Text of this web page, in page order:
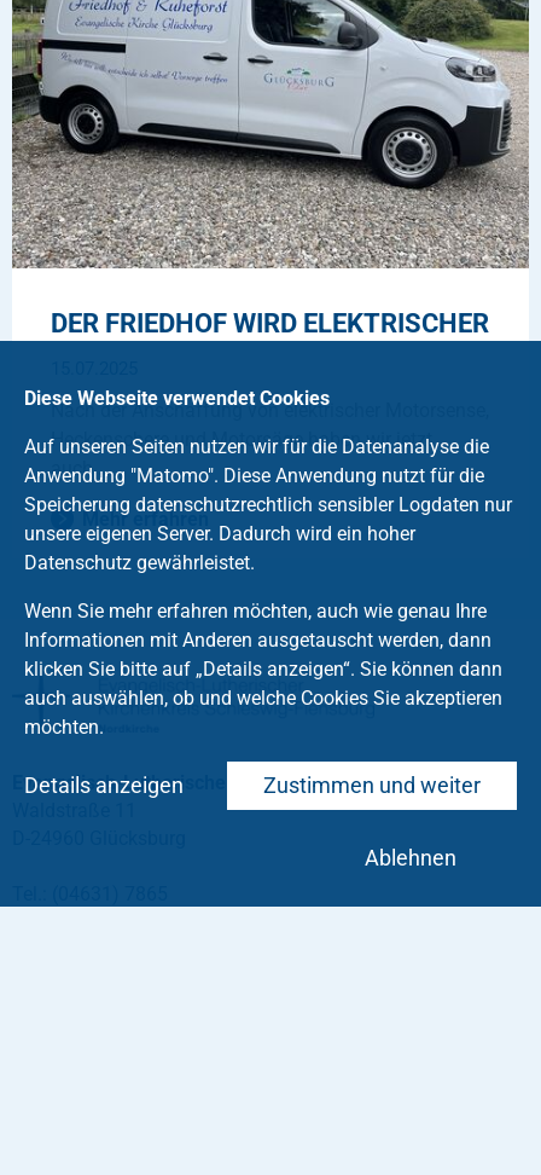
DER FRIEDHOF WIRD ELEKTRISCHER
Nach der Anschaffung von elektrischer Motorsense,
Heckenschere und Motorsäge haben wir jetzt
auch …
Mehr erfahren
Evangelisch-Lutherische Kirchengemeinde Glücksburg
Diese Webseite verwendet Cookies
Auf unseren Seiten nutzen wir für die Datenanalyse die
Anwendung "Matomo". Diese Anwendung nutzt für die
Speicherung datenschutzrechtlich sensibler Logdaten nur
unsere eigenen Server. Dadurch wird ein hoher
Datenschutz gewährleistet.
Wenn Sie mehr erfahren möchten, auch wie genau Ihre
Informationen mit Anderen ausgetauscht werden, dann
klicken Sie bitte auf „Details anzeigen“. Sie können dann
auch auswählen, ob und welche Cookies Sie akzeptieren
möchten.
Zustimmen und weiter
Details anzeigen
Ablehnen